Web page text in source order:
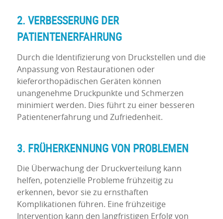
2. VERBESSERUNG DER
PATIENTENERFAHRUNG
Durch die Identifizierung von Druckstellen und die
Anpassung von Restaurationen oder
kieferorthopädischen Geräten können
unangenehme Druckpunkte und Schmerzen
minimiert werden. Dies führt zu einer besseren
Patientenerfahrung und Zufriedenheit.
3. FRÜHERKENNUNG VON PROBLEMEN
Die Überwachung der Druckverteilung kann
helfen, potenzielle Probleme frühzeitig zu
erkennen, bevor sie zu ernsthaften
Komplikationen führen. Eine frühzeitige
Intervention kann den langfristigen Erfolg von